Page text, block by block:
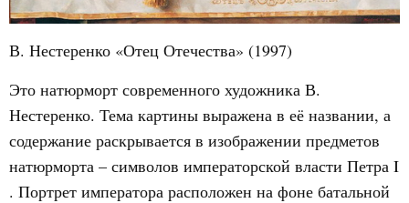
В. Нестеренко «Отец Отечества» (1997)
Это натюрморт современного художника В.
Нестеренко. Тема картины выражена в её названии, а
содержание раскрывается в изображении предметов
натюрморта – символов императорской власти Петра I
. Портрет императора расположен на фоне батальной